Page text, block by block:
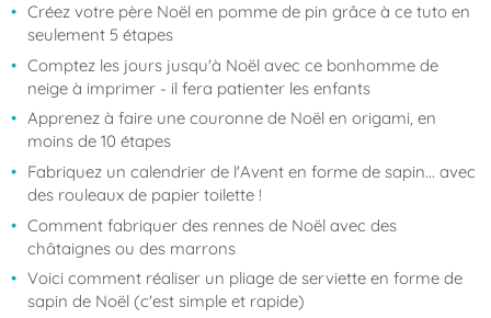
Créez votre père Noël en pomme de pin grâce à ce tuto en
seulement 5 étapes
Comptez les jours jusqu'à Noël avec ce bonhomme de
neige à imprimer - il fera patienter les enfants
Apprenez à faire une couronne de Noël en origami, en
moins de 10 étapes
Fabriquez un calendrier de l'Avent en forme de sapin... avec
des rouleaux de papier toilette !
Comment fabriquer des rennes de Noël avec des
châtaignes ou des marrons
Voici comment réaliser un pliage de serviette en forme de
sapin de Noël (c'est simple et rapide)